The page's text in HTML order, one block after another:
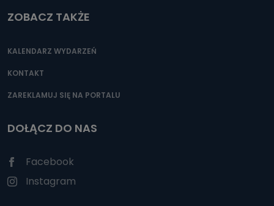
ZOBACZ TAKŻE
KALENDARZ WYDARZEŃ
KONTAKT
ZAREKLAMUJ SIĘ NA PORTALU
DOŁĄCZ DO NAS
Facebook
Instagram